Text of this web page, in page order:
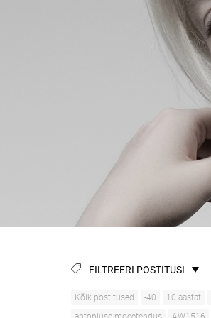
FILTREERI POSTITUSI
Kõik postitused -40 10 aastat